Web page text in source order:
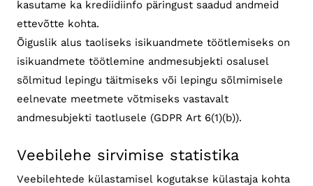
kasutame ka krediidiinfo päringust saadud andmeid
ettevõtte kohta.
Õiguslik alus taoliseks isikuandmete töötlemiseks on
isikuandmete töötlemine andmesubjekti osalusel
sõlmitud lepingu täitmiseks või lepingu sõlmimisele
eelnevate meetmete võtmiseks vastavalt
andmesubjekti taotlusele (GDPR Art 6(1)(b)).
Veebilehe sirvimise statistika
Veebilehtede külastamisel kogutakse külastaja kohta